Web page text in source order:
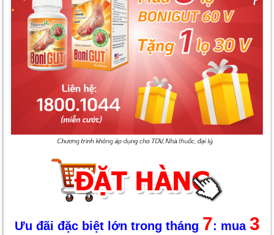
Ưu đãi đặc biệt lớn trong tháng 7: mua 3